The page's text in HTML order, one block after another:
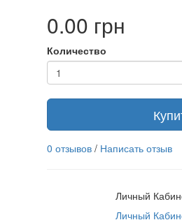
0.00 грн
Количество
0 отзывов / Написать отзыв
Личный
Личный